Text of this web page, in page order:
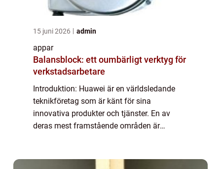
15 juni 2026 admin
appar
Balansblock: ett oumbärligt verktyg för
verkstadsarbetare
Introduktion: Huawei är en världsledande
teknikföretag som är känt för sina
innovativa produkter och tjänster. En av
deras mest framstående områden är